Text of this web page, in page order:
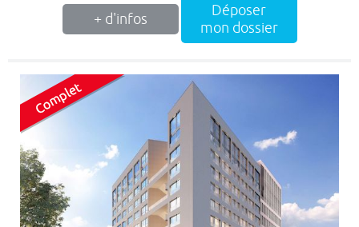
+ d'infos
Déposer
mon dossier